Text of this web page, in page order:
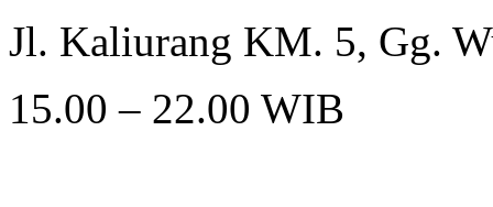
Jl. Kaliurang KM. 5, Gg.
15.00 – 22.00 WIB